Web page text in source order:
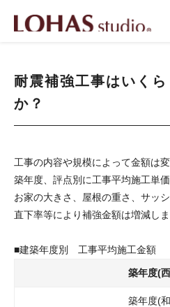
耐震補強工事はいく
か？
工事の内容や規模によって金額は変
築年度、評点別に工事平均施工単
お家の大きさ、屋根の重さ、サッ
直下率等により補強金額は増減しま
■建築年度別 工事平均施工金額
築年度(
築年度(